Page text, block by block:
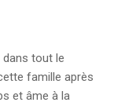
dans tout le
famille après
et âme à la